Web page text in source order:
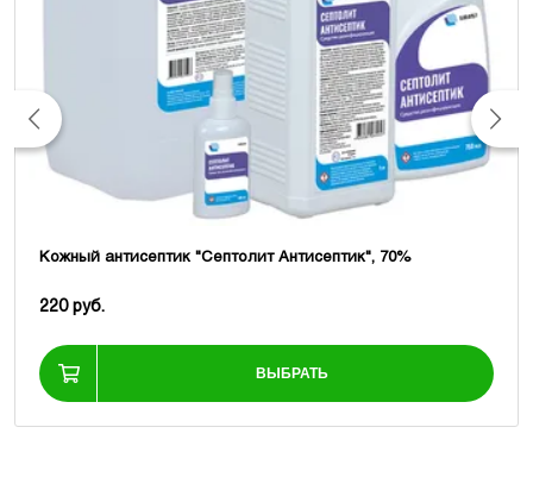
Кожный антисептик "Септолит Антисептик", 70%
220 руб.
ВЫБРАТЬ